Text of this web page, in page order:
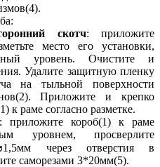
скотч: приложите
место его установки,
уровень. Очистите и
Удалите защитную пленку
на тыльной поверхности
Приложите и крепко
к раме согласно разметке.
: приложите короб(1) к раме
уровнем, просверлите
через отверстия в
саморезами 3*20мм(5).